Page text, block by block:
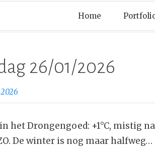
Home
26/01/2026
het Drongengoed: +1°C, mistig
De winter is nog maar halfweg…